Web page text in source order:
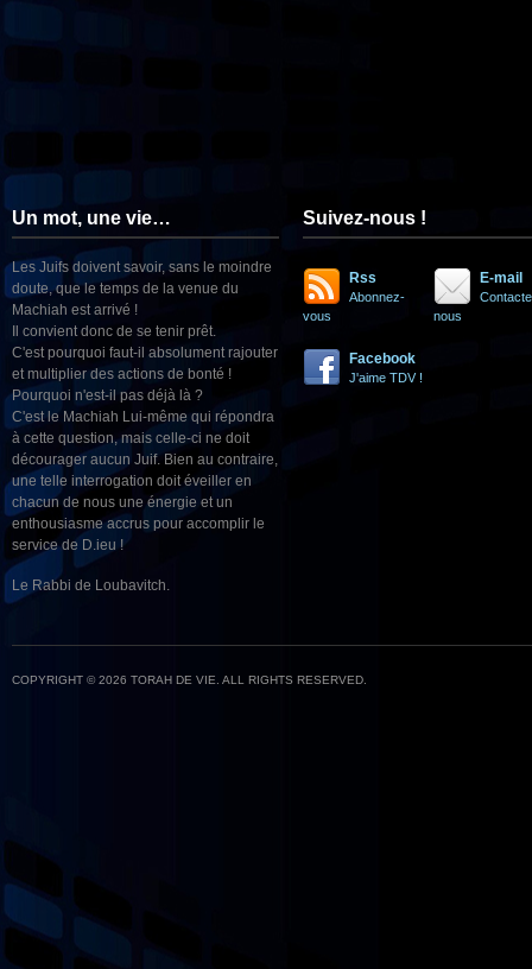
Un mot, une vie…
Les Juifs doivent savoir, sans le moindre
doute, que le temps de la venue du
Machiah est arrivé !
Il convient donc de se tenir prêt.
C'est pourquoi faut-il absolument rajouter
et multiplier des actions de bonté !
Pourquoi n'est-il pas déjà là ?
C'est le Machiah Lui-même qui répondra
à cette question, mais celle-ci ne doit
décourager aucun Juif. Bien au contraire,
une telle interrogation doit éveiller en
chacun de nous une énergie et un
enthousiasme accrus pour accomplir le
service de D.ieu !
Le Rabbi de Loubavitch.
Suivez-nous !
Rss
Abonnez-
vous
E-mail
nous
Facebook
J'aime TDV !
COPYRIGHT © 2026 TORAH DE VIE. ALL RIGHTS RESERVED.